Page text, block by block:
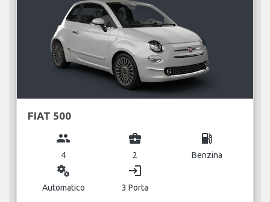
FIAT 500
group
4
business_center
2
local_gas_station
Benzina
miscellaneous_services
Automatico
login
3 Porta